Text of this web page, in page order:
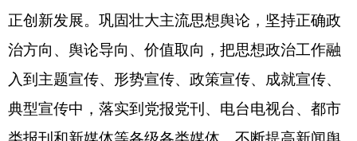
正创新发展。巩固壮大主流思想舆论，坚持正确政
治方向、舆论导向、价值取向，把思想政治工作融
入到主题宣传、形势宣传、政策宣传、成就宣传、
典型宣传中，落实到党报党刊、电台电视台、都市